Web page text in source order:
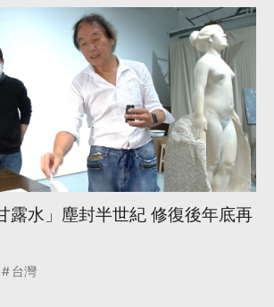
露水」塵封半世紀 修復後年底再
台灣